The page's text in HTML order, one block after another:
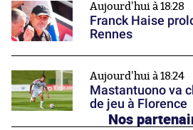
Aujourd'hui à 18:28
Franck Haise
Rennes
Aujourd'hui à 18:24
Mastantuono va
de jeu à Florence
Nos